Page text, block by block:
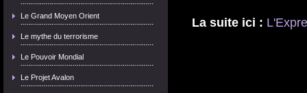
Le Grand Moyen Orient
Le mythe du terrorisme
Le Pouvoir Mondial
Le Projet Avalon
La suite ici :